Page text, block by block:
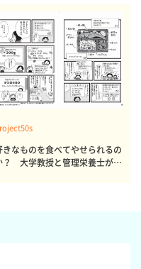
きなものを食べてやせられるの
？ 大学教授と管理栄養士が出